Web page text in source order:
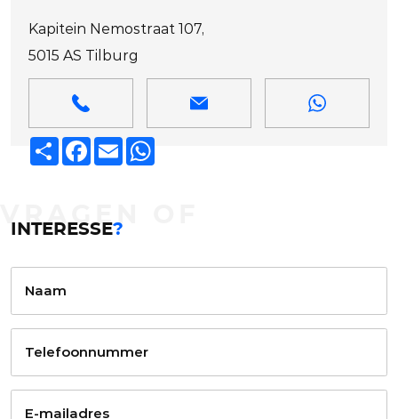
Kapitein Nemostraat 107,
5015 AS Tilburg
Deel Facebook
Email
INTERESSE?